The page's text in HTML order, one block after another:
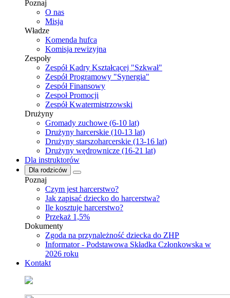
Poznaj
O nas
Misja
Władze
Komenda hufca
Komisja rewizyjna
Zespoły
Zespół Kadry Kształcącej "Szkwał"
Zespół Programowy "Synergia"
Zespół Finansowy
Zespoł Promocji
Zespół Kwatermistrzowski
Drużyny
Gromady zuchowe (6-10 lat)
Drużyny harcerskie (10-13 lat)
Drużyny starszoharcerskie (13-16 lat)
Drużyny wędrownicze (16-21 lat)
Dla instruktorów
Dla rodziców
Poznaj
Czym jest harcerstwo?
Jak zapisać dziecko do harcerstwa?
Ile kosztuje harcerstwo?
Przekaż 1,5%
Dokumenty
Zgoda na przynależność dziecka do ZHP
Informator - Podstawowa Składka Członkowska w
2026 roku
Kontakt